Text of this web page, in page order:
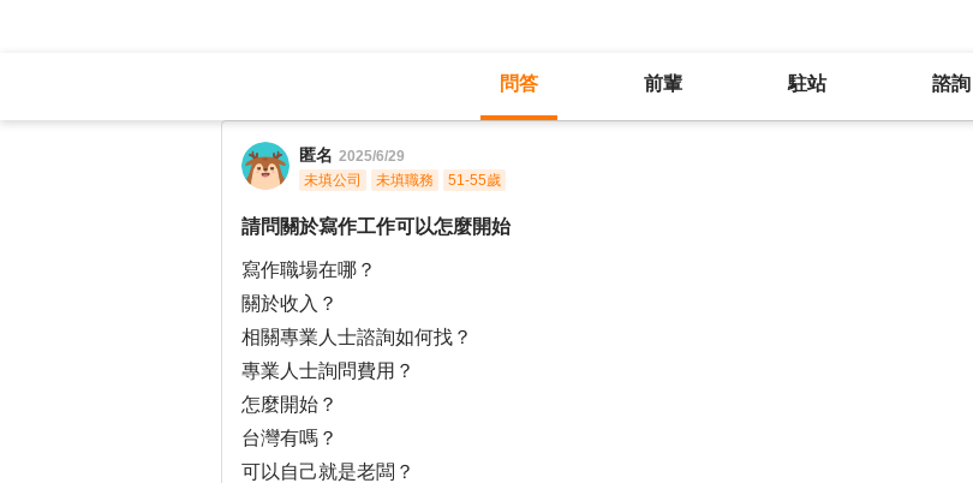
問答 前輩 駐站 諮詢
匿名 2025/6/29
未填公司
未填職務 51-55歲
請問關於寫作工作可以怎麼開始
寫作職場在哪？
關於收入？
相關專業人士諮詢如何找？
專業人士詢問費用？
怎麼開始？
台灣有嗎？
可以自己就是老闆？